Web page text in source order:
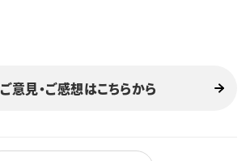
ご意見・ご感想はこちらから